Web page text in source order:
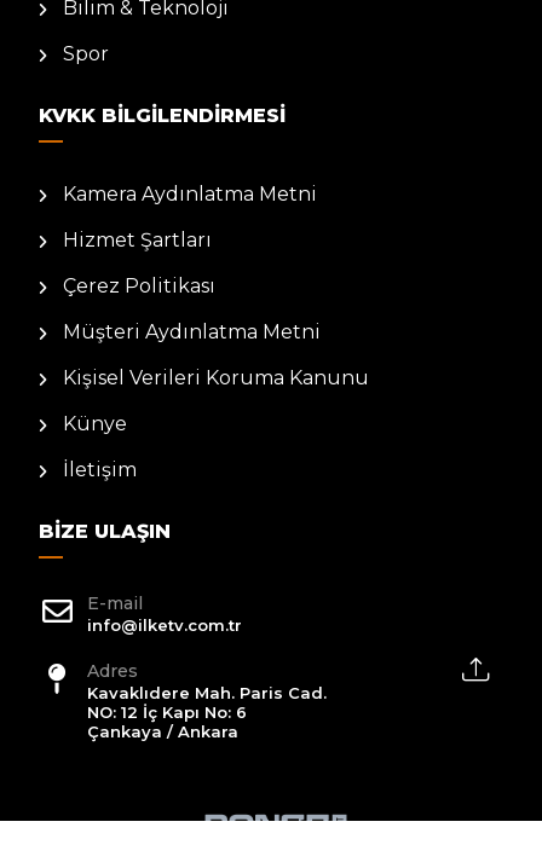
Bilim & Teknoloji
Spor
KVKK BILGILENDIRMESI
Kamera Aydınlatma Metni
Hizmet Şartları
Çerez Politikası
Müşteri Aydınlatma Metni
Kişisel Verileri Koruma Kanunu
Künye
İletişim
BIZE ULAŞIN
E-mail
info@ilketv.com.tr
Adres
Kavaklıdere Mah. Paris Cad.
NO: 12 İç Kapı No: 6
Çankaya / Ankara